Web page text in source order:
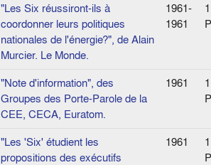
"Les Six réussiront-ils à
coordonner leurs politiques
nationales de l'énergie?", de Alain
Murcier. Le Monde.
1961-
1961
1
"Note d'information", des
Groupes des Porte-Parole de la
CEE, CECA, Euratom.
1961
1
"Les 'Six' étudient les
propositions des exécutifs
1961
1